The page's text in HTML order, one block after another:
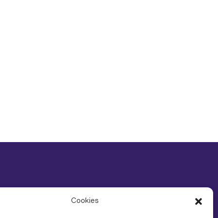
Cookies